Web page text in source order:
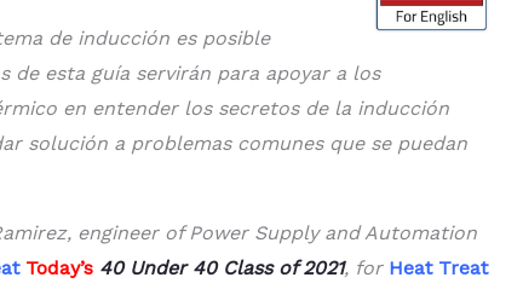
de inducción es posible
de esta guía servirán para apoyar a los
en entender los secretos de la inducción
solución a problemas comunes que se puedan
engineer of Power Supply and Automation
Today’s 40 Under 40 Class of 2021, for Heat Treat